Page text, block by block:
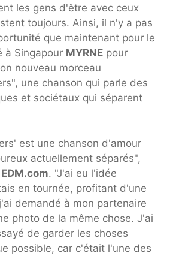
les gens d'être avec ceux
toujours. Ainsi, il n'y a pas
que maintenant pour le
à Singapour MYRNE pour
nouveau morceau
une chanson qui parle des
et sociétaux qui séparent
est une chanson d'amour
actuellement séparés",
EDM.com. "J'ai eu l'idée
en tournée, profitant d'une
demandé à mon partenaire
photo de la même chose. J'ai
de garder les choses
possible, car c'était l'une des